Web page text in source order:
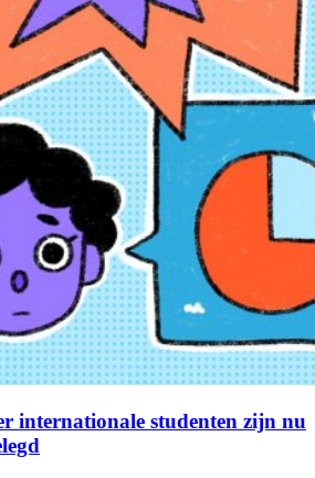
internationale studenten zijn nu